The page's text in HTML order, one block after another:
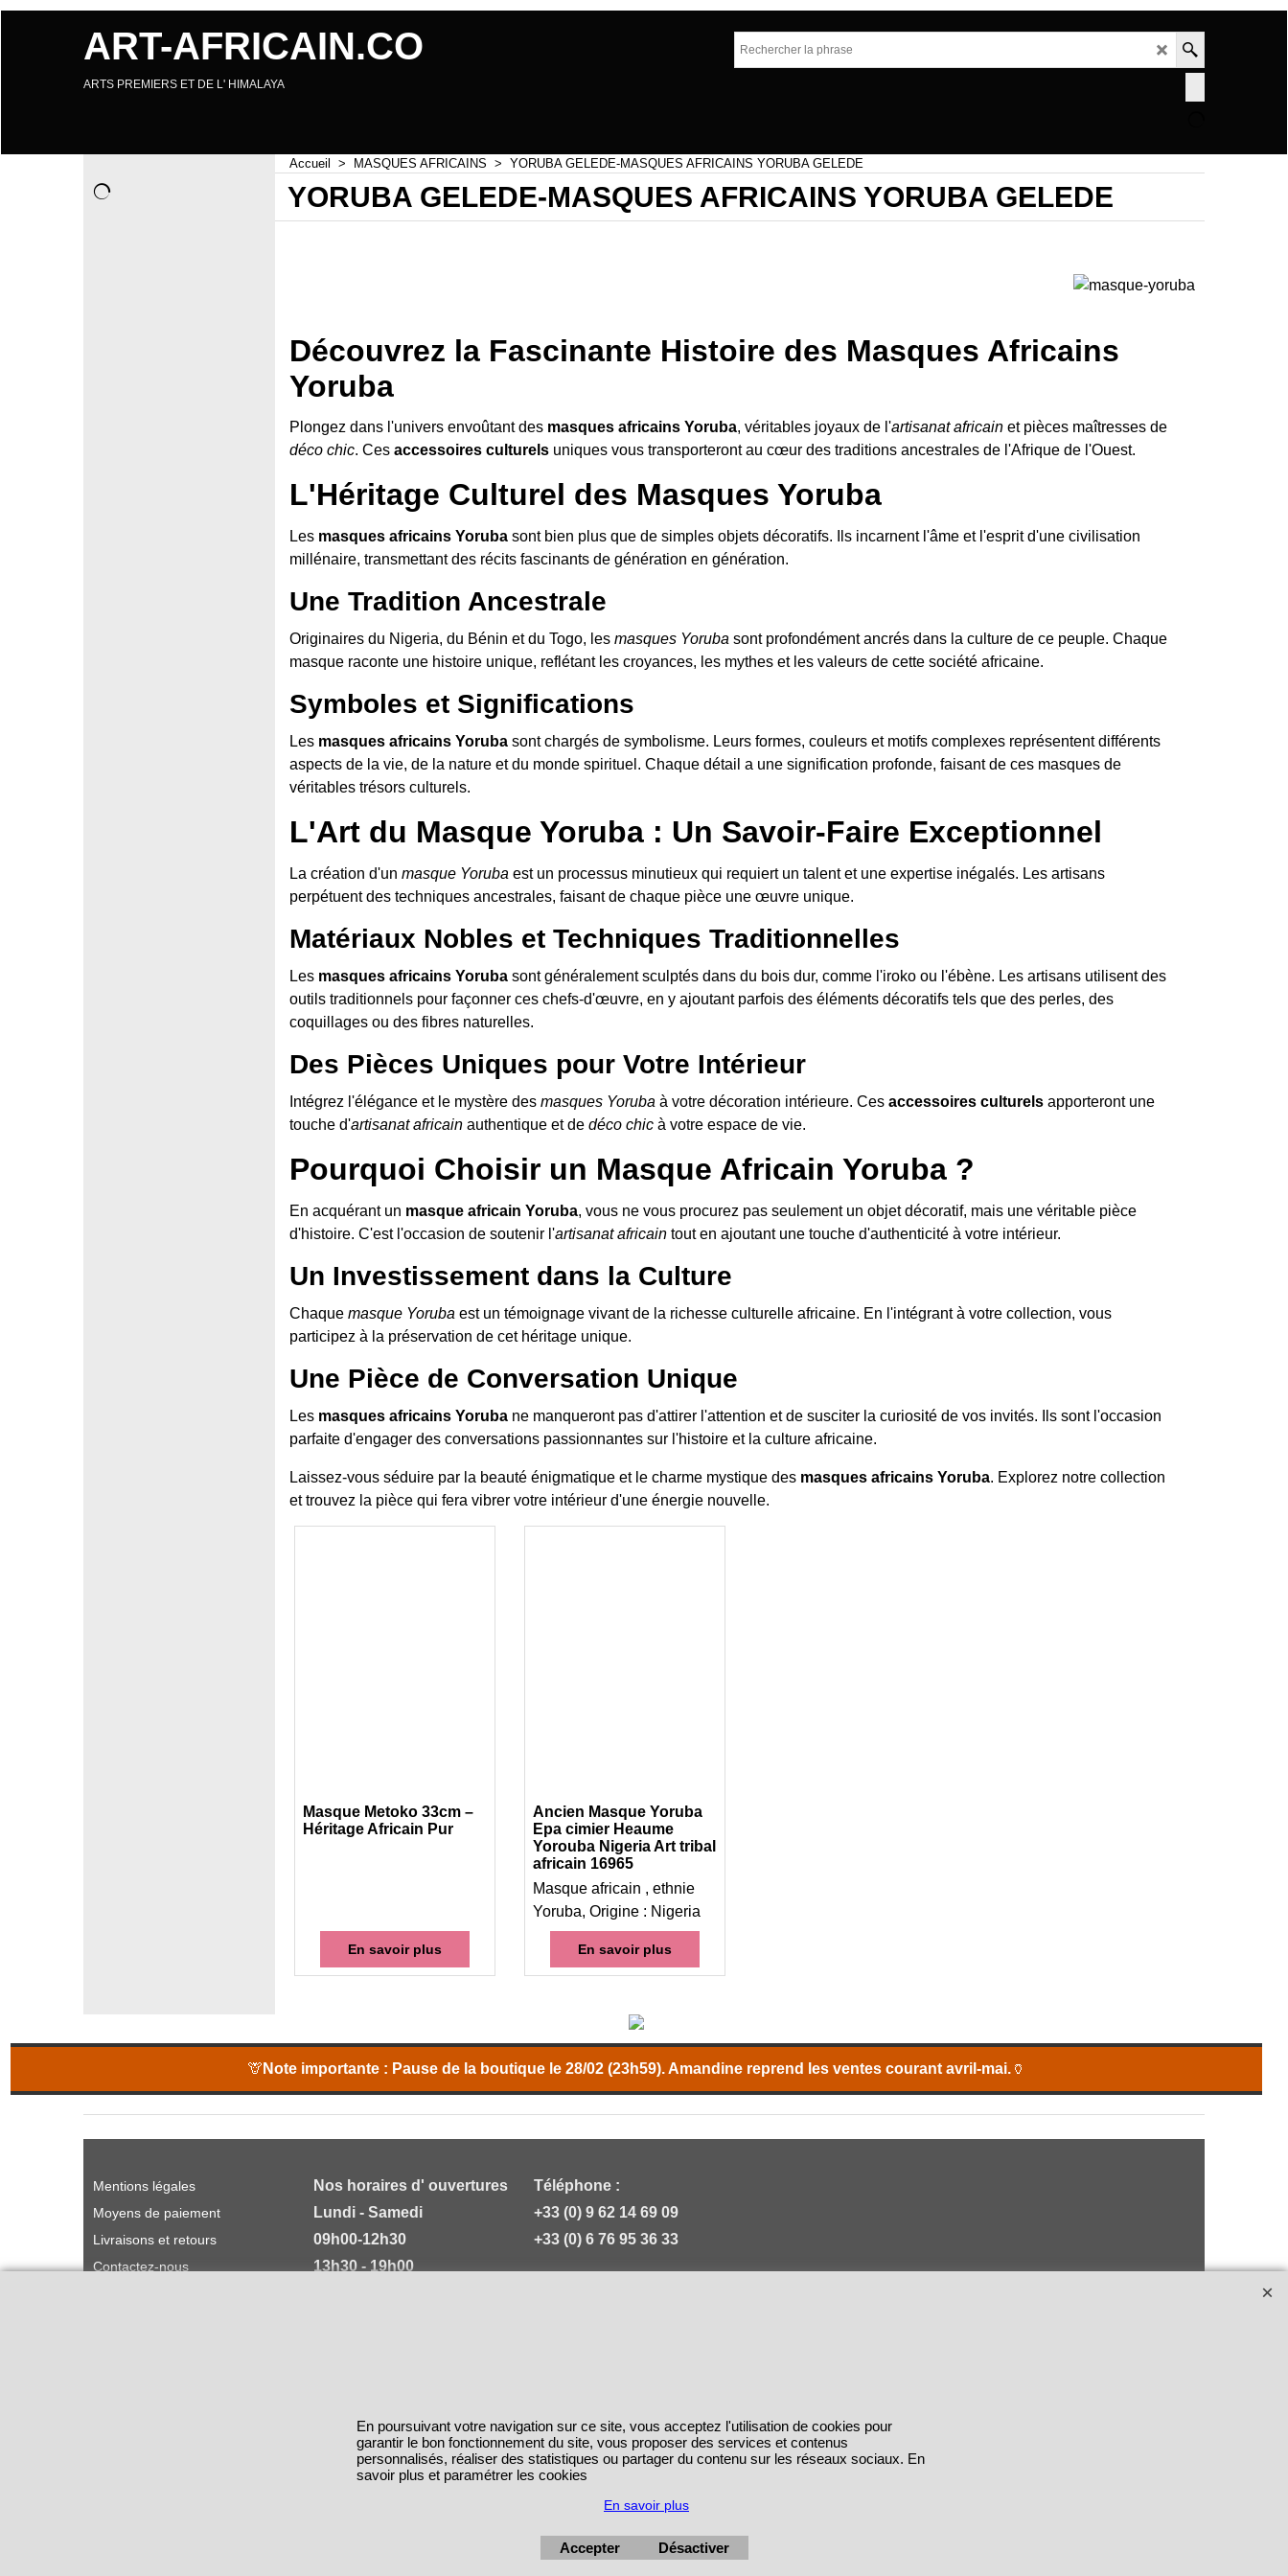
ART-AFRICAIN.CO
ARTS PREMIERS ET DE L' HIMALAYA
Accueil > MASQUES AFRICAINS > YORUBA GELEDE-MASQUES AFRICAINS YORUBA GELEDE
YORUBA GELEDE-MASQUES AFRICAINS YORUBA GELEDE
Découvrez la Fascinante Histoire des Masques Africains
Yoruba
Plongez dans l'univers envoûtant des masques africains Yoruba, véritables joyaux de l'artisanat africain et pièces maîtresses de
déco chic. Ces accessoires culturels uniques vous transporteront au cœur des traditions ancestrales de l'Afrique de l'Ouest.
L'Héritage Culturel des Masques Yoruba
Les masques africains Yoruba sont bien plus que de simples objets décoratifs. Ils incarnent l'âme et l'esprit d'une civilisation
millénaire, transmettant des récits fascinants de génération en génération.
Une Tradition Ancestrale
Originaires du Nigeria, du Bénin et du Togo, les masques Yoruba sont profondément ancrés dans la culture de ce peuple. Chaque
masque raconte une histoire unique, reflétant les croyances, les mythes et les valeurs de cette société africaine.
Symboles et Significations
Les masques africains Yoruba sont chargés de symbolisme. Leurs formes, couleurs et motifs complexes représentent différents
aspects de la vie, de la nature et du monde spirituel. Chaque détail a une signification profonde, faisant de ces masques de
véritables trésors culturels.
L'Art du Masque Yoruba : Un Savoir-Faire Exceptionnel
La création d'un masque Yoruba est un processus minutieux qui requiert un talent et une expertise inégalés. Les artisans
perpétuent des techniques ancestrales, faisant de chaque pièce une œuvre unique.
Matériaux Nobles et Techniques Traditionnelles
Les masques africains Yoruba sont généralement sculptés dans du bois dur, comme l'iroko ou l'ébène. Les artisans utilisent des
outils traditionnels pour façonner ces chefs-d'œuvre, en y ajoutant parfois des éléments décoratifs tels que des perles, des
coquillages ou des fibres naturelles.
Des Pièces Uniques pour Votre Intérieur
Intégrez l'élégance et le mystère des masques Yoruba à votre décoration intérieure. Ces accessoires culturels apporteront une
touche d'artisanat africain authentique et de déco chic à votre espace de vie.
Pourquoi Choisir un Masque Africain Yoruba ?
En acquérant un masque africain Yoruba, vous ne vous procurez pas seulement un objet décoratif, mais une véritable pièce
d'histoire. C'est l'occasion de soutenir l'artisanat africain tout en ajoutant une touche d'authenticité à votre intérieur.
Un Investissement dans la Culture
Chaque masque Yoruba est un témoignage vivant de la richesse culturelle africaine. En l'intégrant à votre collection, vous
participez à la préservation de cet héritage unique.
Une Pièce de Conversation Unique
Les masques africains Yoruba ne manqueront pas d'attirer l'attention et de susciter la curiosité de vos invités. Ils sont l'occasion
parfaite d'engager des conversations passionnantes sur l'histoire et la culture africaine.
Laissez-vous séduire par la beauté énigmatique et le charme mystique des masques africains Yoruba. Explorez notre collection
et trouvez la pièce qui fera vibrer votre intérieur d'une énergie nouvelle.
Masque Metoko 33cm –
Héritage Africain Pur
En savoir plus
Ancien Masque Yoruba
Epa cimier Heaume
Yorouba Nigeria Art tribal
africain 16965
Masque africain , ethnie
Yoruba, Origine : Nigeria
En savoir plus
🦒 Note importante : Pause de la boutique le 28/02 (23h59). Amandine reprend les ventes courant avril-mai.🏺
Mentions légales
Moyens de paiement
Livraisons et retours
Contactez-nous
Nos horaires d' ouvertures
Lundi - Samedi
09h00-12h30
13h30 - 19h00
Téléphone :
+33 (0) 9 62 14 69 09
+33 (0) 6 76 95 36 33
En poursuivant votre navigation sur ce site, vous acceptez l'utilisation de cookies pour
garantir le bon fonctionnement du site, vous proposer des services et contenus
personnalisés, réaliser des statistiques ou partager du contenu sur les réseaux sociaux. En
savoir plus et paramétrer les cookies
En savoir plus
Accepter Désactiver